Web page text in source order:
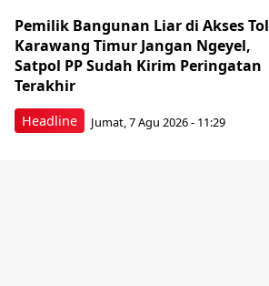
Headline
Pemilik Bangunan Liar di Akses Tol
Karawang Timur Jangan Ngeyel,
Satpol PP Sudah Kirim Peringatan
Terakhir
Jumat, 7 Agu 2026 - 11:29